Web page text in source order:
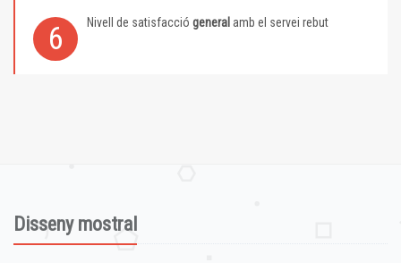
6 Nivell de satisfacció general amb el servei rebut
Disseny mostral